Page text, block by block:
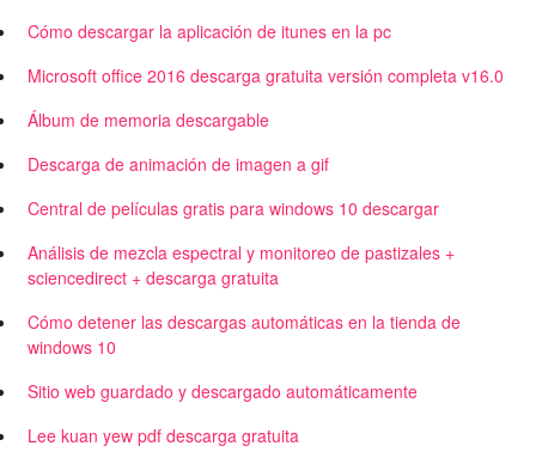
Cómo descargar la aplicación de itunes en la pc
Microsoft office 2016 descarga gratuita versión completa v16.0
Álbum de memoria descargable
Descarga de animación de imagen a gif
Central de películas gratis para windows 10 descargar
Análisis de mezcla espectral y monitoreo de pastizales +
sciencedirect + descarga gratuita
Cómo detener las descargas automáticas en la tienda de
windows 10
Sitio web guardado y descargado automáticamente
Lee kuan yew pdf descarga gratuita